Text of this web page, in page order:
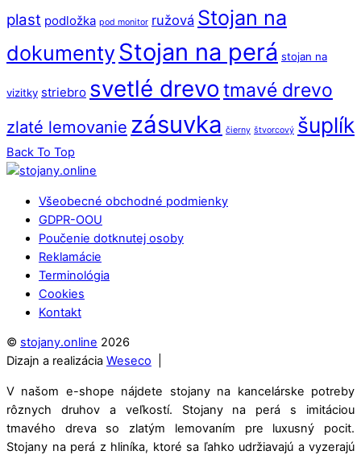
plast podložka pod monitor ružová Stojan na
dokumenty Stojan na perá stojan na
vizitky striebro svetlé drevotmavé drevo
zlaté lemovanie zásuvka čierny štvorcový šuplík
Back To Top
Všeobecné obchodné podmienky
GDPR-OOU
Poučenie dotknutej osoby
Reklamácie
Terminológia
Cookies
Kontakt
© stojany.online 2026
Dizajn a realizácia Weseco
V našom e-shope nájdete stojany na kancelárske potreby
rôznych druhov a veľkostí. Stojany na perá s imitáciou
tmavého dreva so zlatým lemovaním pre luxusný pocit.
Stojany na perá z hliníka, ktoré sa ľahko udržiavajú a vyzerajú